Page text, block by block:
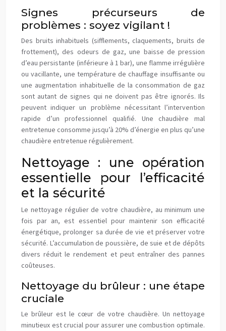
Signes précurseurs de
problèmes : soyez vigilant !
Des bruits inhabituels (sifflements, claquements, bruits de
frottement), des odeurs de gaz, une baisse de pression
d’eau persistante (inférieure à 1 bar), une flamme irrégulière
ou vacillante, une température de chauffage insuffisante ou
une augmentation inhabituelle de la consommation de gaz
sont autant de signes qui ne doivent pas être ignorés. Ils
peuvent indiquer un problème nécessitant l’intervention
rapide d’un professionnel qualifié. Une chaudière mal
entretenue consomme jusqu’à 20% d’énergie en plus qu’une
chaudière entretenue régulièrement.
Nettoyage : une opération
essentielle pour l’efficacité
et la sécurité
Le nettoyage régulier de votre chaudière, au minimum une
fois par an, est essentiel pour maintenir son efficacité
énergétique, prolonger sa durée de vie et préserver votre
sécurité. L’accumulation de poussière, de suie et de dépôts
divers réduit le rendement et peut entraîner des pannes
coûteuses.
Nettoyage du brûleur : une étape
cruciale
Le brûleur est le cœur de votre chaudière. Un nettoyage
minutieux est crucial pour assurer une combustion optimale.